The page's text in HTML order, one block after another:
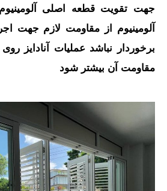
جهت تقویت قطعه اصلی
آلومینیوم از مقاومت لازم جهت
برخوردار نباشد عملیات آنادایز
مقاومت آن بیشتر شود